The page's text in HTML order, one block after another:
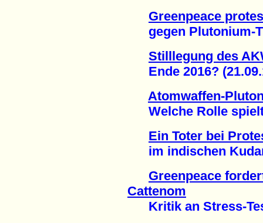
Greenpeace
gegen Plutonium-
Stilllegung des
Ende 2016?
Atomwaffen-
Welche Rolle
Ein Toter bei
im indischen
Greenpeace
Cattenom
Kritik an Stress-